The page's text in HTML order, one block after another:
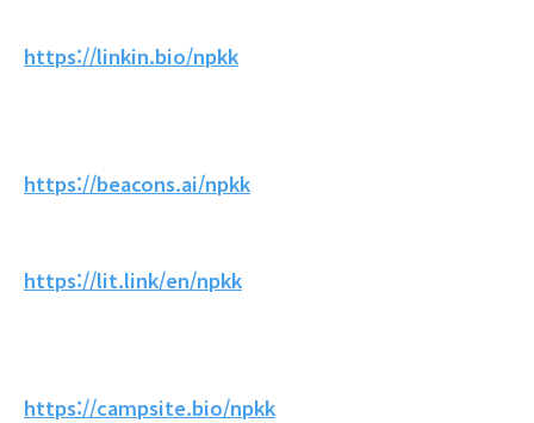
https://linkin.bio/npkk
https://beacons.ai/npkk
https://lit.link/en/npkk
https://campsite.bio/npkk